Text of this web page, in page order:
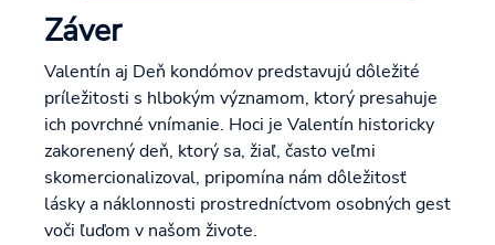
Záver
Valentín aj Deň kondómov predstavujú dôležité
príležitosti s hlbokým významom, ktorý presahuje
ich povrchné vnímanie. Hoci je Valentín historicky
zakorenený deň, ktorý sa, žiaľ, často veľmi
skomercionalizoval, pripomína nám dôležitosť
lásky a náklonnosti prostredníctvom osobných gest
voči ľuďom v našom živote.